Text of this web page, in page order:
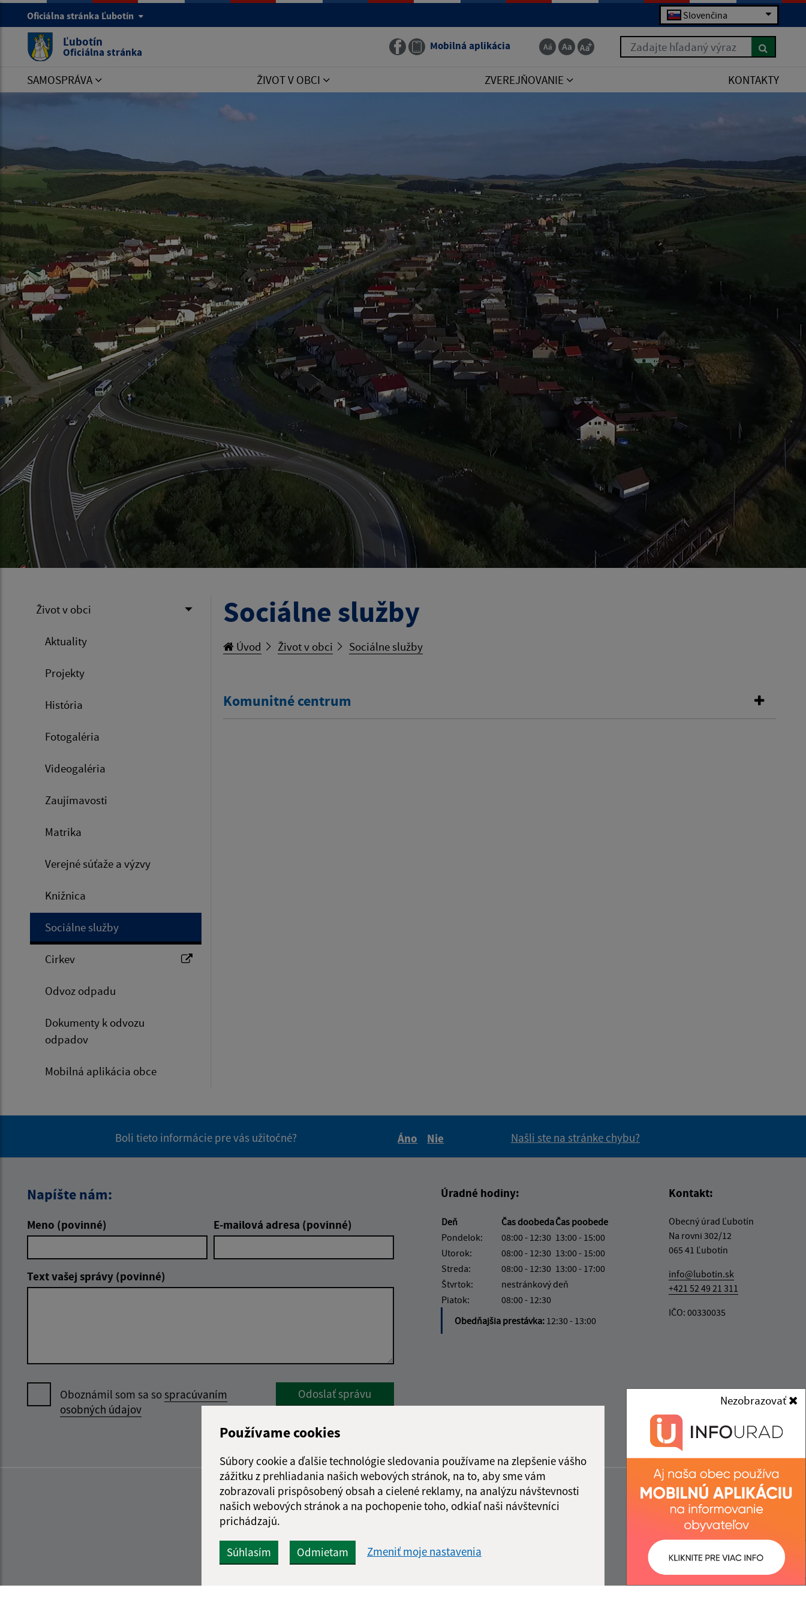
Používame cookies
Súbory cookie a ďalšie technológie sledovania používame na zlepšenie vášho
zážitku z prehliadania našich webových stránok, na to, aby sme vám
zobrazovali prispôsobený obsah a cielené reklamy, na analýzu návštevnosti
našich webových stránok a na pochopenie toho, odkiaľ naši návštevníci
prichádzajú.
Súhlasím Odmietam Zmeniť moje nastavenia
Nezobrazovať
Oficiálna stránka Ľubotín Slovenčina
Ľubotín
Oficiálna stránka Mobilná aplikácia Zadajte hľadaný výraz
SAMOSPRÁVA ŽIVOT V OBCI ZVEREJŇOVANIE KONTAKTY
Život v obci
Aktuality
Projekty
História
Fotogaléria
Videogaléria
Zaujímavosti
Matrika
Verejné súťaže a výzvy
Knižnica
Sociálne služby
Cirkev
Odvoz odpadu
Dokumenty k odvozu
odpadov
Mobilná aplikácia obce
Sociálne služby
Úvod Život v obci Sociálne služby
Komunitné centrum
Boli tieto informácie pre vás užitočné?
Áno
Nie
Našli ste na stránke chybu?
Napíšte nám:
Meno (povinné) E-mailová adresa (povinné)
Text vašej správy (povinné)
Oboznámil som sa sospracúvaním
osobných údajov
Google reCaptcha Response
Odoslať správu
Úradné hodiny:
Deň Čas doobedaČas poobede
Pondelok:
08:00 - 12:30 13:00 - 15:00
Utorok:
08:00 - 12:30 13:00 - 15:00
Streda:
08:00 - 12:30 13:00 - 17:00
Štvrtok:
nestránkový deň
Piatok:
08:00 - 12:30
Obedňajšia prestávka: 12:30 - 13:00
Kontakt:
Obecný úrad Ľubotín
Na rovni 302/12
065 41 Ľubotín
info@lubotin.sk
+421 52 49 21 311
IČO: 00330035